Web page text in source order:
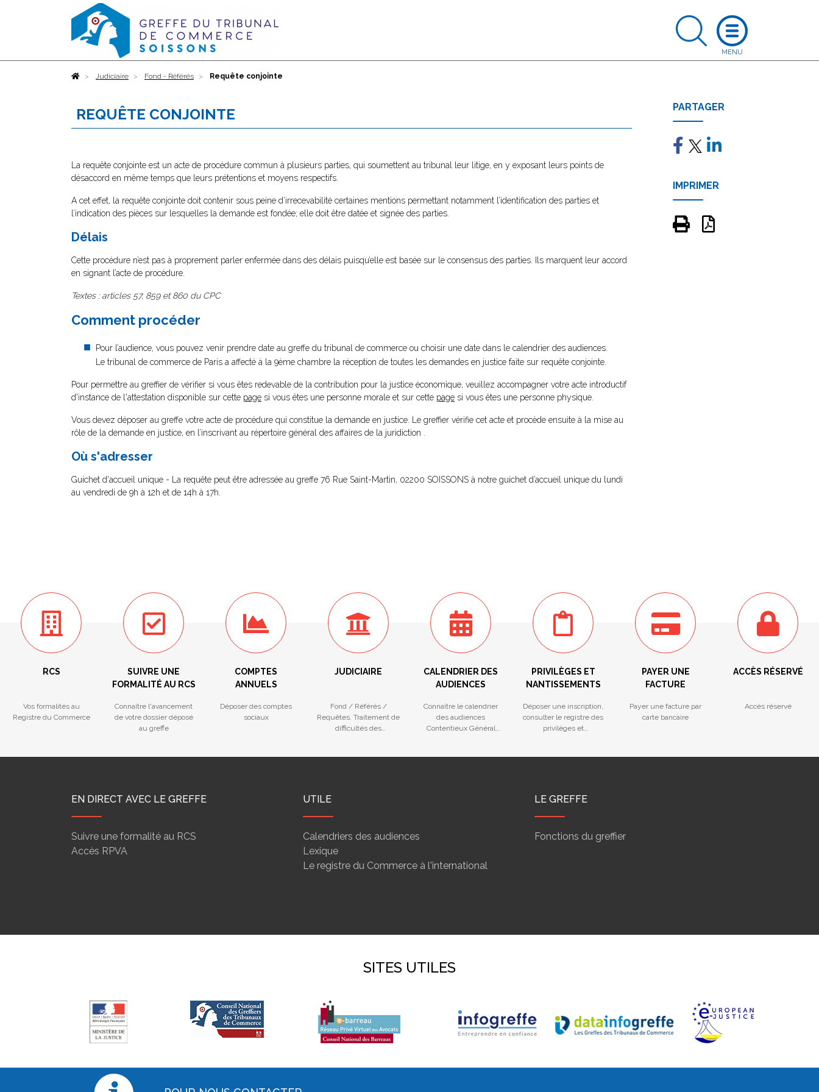
AccueilJudiciaire Fond - Référés Requête conjointe
REQUÊTE CONJOINTE
La requête conjointe est un acte de procédure commun à plusieurs parties, qui soumettent au tribunal leur litige, en y exposant leurs points de
désaccord en même temps que leurs prétentions et moyens respectifs.
A cet effet, la requête conjointe doit contenir sous peine d’irrecevabilité certaines mentions permettant notamment l’identification des parties et
l’indication des pièces sur lesquelles la demande est fondée; elle doit être datée et signée des parties.
Délais
Cette procédure n’est pas à proprement parler enfermée dans des délais puisqu’elle est basée sur le consensus des parties. Ils marquent leur accord
en signant l’acte de procédure.
Textes : articles 57, 859 et 860 du CPC
Comment procéder
Pour l’audience, vous pouvez venir prendre date au greffe du tribunal de commerce ou choisir une date dans le calendrier des audiences.
Le tribunal de commerce de Paris a affecté à la 9ème chambre la réception de toutes les demandes en justice faite sur requête conjointe.
Pour permettre au greffier de vérifier si vous êtes redevable de la contribution pour la justice économique, veuillez accompagner votre acte introductif
d'instance de l'attestation disponible sur cette page si vous êtes une personne morale et sur cette page si vous êtes une personne physique.
Vous devez déposer au greffe votre acte de procédure qui constitue la demande en justice. Le greffier vérifie cet acte et procède ensuite à la mise au
rôle de la demande en justice, en l’inscrivant au répertoire général des affaires de la juridiction .
Où s'adresser
Guichet d'accueil unique - La requête peut être adressée au greffe 76 Rue Saint-Martin, 02200 SOISSONS à notre guichet d’accueil unique du lundi
au vendredi de 9h à 12h et de 14h à 17h.
PARTAGER
IMPRIMER
RCS
Vos formalités au
Registre du Commerce
SUIVRE UNE
FORMALITÉ AU RCS
Connaître l'avancement
de votre dossier déposé
au greffe
COMPTES
ANNUELS
Déposer des comptes
sociaux
JUDICIAIRE
Fond / Référés /
Requêtes. Traitement de
difficultés des
CALENDRIER DES
AUDIENCES
Connaître le calendrier
des audiences
Contentieux Général
PRIVILÈGES ET
NANTISSEMENTS
Déposer une inscription,
consulter le registre des
privilèges et
PAYER UNE
FACTURE
Payer une facture par
carte bancaire
ACCÈS RÉSERVÉ
Accès réservé
EN DIRECT AVEC LE GREFFE
Suivre une formalité au RCS
Accès RPVA
UTILE
Calendriers des audiences
Lexique
Le registre du Commerce à l'international
LE GREFFE
Fonctions du greffier
SITES UTILES